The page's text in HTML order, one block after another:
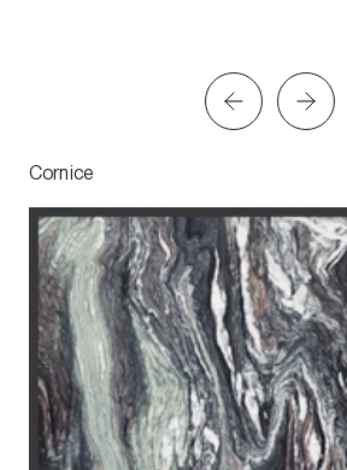
Cornice